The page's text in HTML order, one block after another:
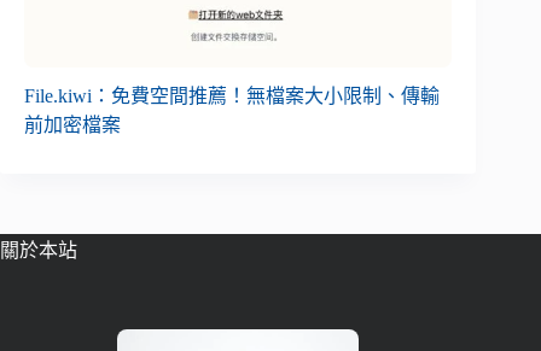
File.kiwi：免費空間推薦！無檔案大小限制、傳輸
前加密檔案
關於本站